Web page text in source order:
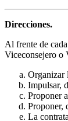
Direcciones.
Al frente de
Viceconsejero o
Organizar
Impulsar,
Proponer
Proponer,
La